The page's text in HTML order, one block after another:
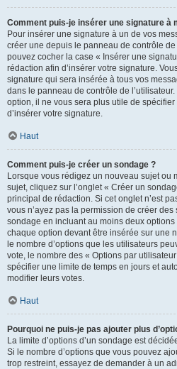
Comment puis-je insérer une signature à
Pour insérer une signature à un de vos
créer une depuis le panneau de contrôle
pouvez cocher la case « Insérer une
rédaction afin d’insérer votre signature.
signature qui sera insérée à tous vos
dans le panneau de contrôle de
option, il ne vous sera plus utile de
d’insérer votre signature.
Haut
Comment puis-je créer un sondage ?
Lorsque vous rédigez un nouveau sujet ou
sujet, cliquez sur l’onglet « Créer un
principal de rédaction. Si cet onglet n’est
vous n’ayez pas la permission de créer
sondage en incluant au moins deux
chaque option devant être insérée sur une
le nombre d’options que les utilisateurs
vote, le nombre des « Options par
spécifier une limite de temps en jours et
modifier leurs votes.
Haut
Pourquoi ne puis-je pas ajouter plus
La limite d’options d’un sondage est
Si le nombre d’options que vous pouvez
trop restreint, essayez de demander à un